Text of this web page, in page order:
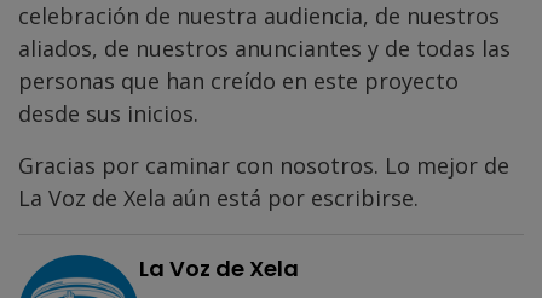
celebración de nuestra audiencia, de nuestros
aliados, de nuestros anunciantes y de todas las
personas que han creído en este proyecto
desde sus inicios.
Gracias por caminar con nosotros. Lo mejor de
La Voz de Xela aún está por escribirse.
La Voz de Xela